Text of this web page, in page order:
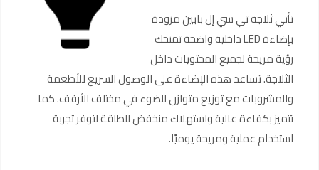
تأتي ثلاجة تي سي إل بابين مزودة
بإضاءة LED داخلية واضحة تمنحك
رؤية مريحة لجميع المحتويات داخل
الثلاجة. تساعد هذه الإضاءة على الوصول السريع للأطعمة
والمشروبات مع توزيع متوازن للضوء في مختلف الأرفف. كما
تتميز بكفاءة عالية واستهلاك منخفض للطاقة لتوفر تجربة
استخدام عملية ومريحة يوميًا.